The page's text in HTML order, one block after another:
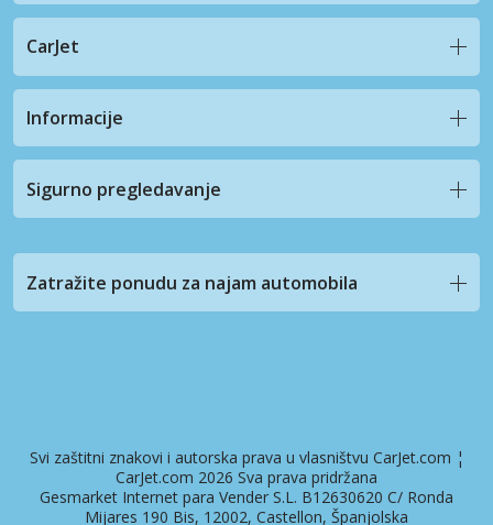
CarJet
Informacije
Sigurno pregledavanje
Zatražite ponudu za najam automobila
Svi zaštitni znakovi i autorska prava u vlasništvu CarJet.com ¦
CarJet.com 2026 Sva prava pridržana
Gesmarket Internet para Vender S.L. B12630620 C/ Ronda
Mijares 190 Bis, 12002, Castellon, Španjolska